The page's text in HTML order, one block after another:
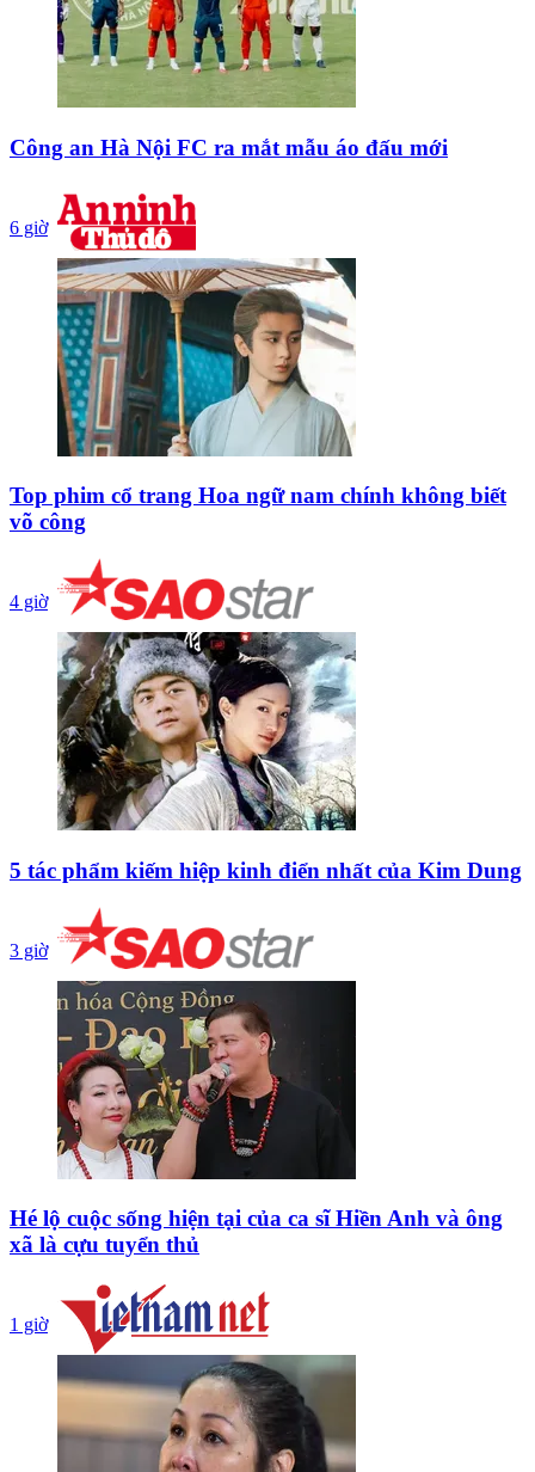
Công an Hà Nội FC ra mắt mẫu áo đấu mới
6 giờ
Top phim cổ trang Hoa ngữ nam chính không biết
võ công
4 giờ
5 tác phẩm kiếm hiệp kinh điển nhất của Kim Dung
3 giờ
Hé lộ cuộc sống hiện tại của ca sĩ Hiền Anh và ông
xã là cựu tuyển thủ
1 giờ